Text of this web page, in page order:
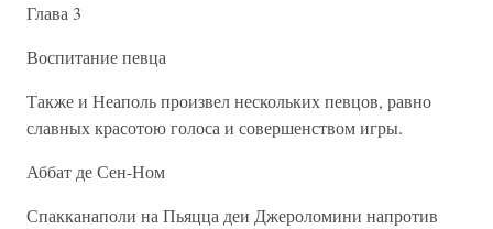
Глава 3
Воспитание певца
Также и Неаполь произвел нескольких певцов, равно
славных красотою голоса и совершенством игры.
Аббат де Сен-Ном
Спакканаполи на Пьяцца деи Джероломини напротив